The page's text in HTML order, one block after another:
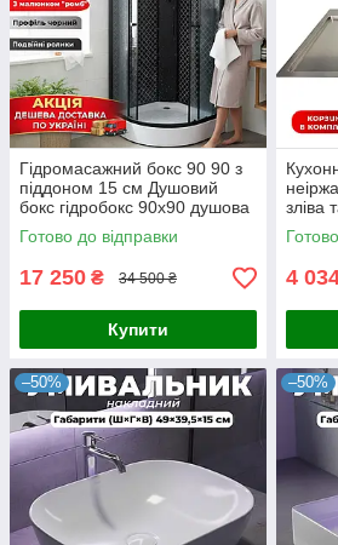
Гідромасажний бокс 90 90 з
піддоном 15 см Душовий
бокс гідробокс 90х90 душова
кабіна чорний профіль
піддон низький
Готово до відправки
17 250 ₴ 34 500 ₴
Купити
зліва
4
–50% –50%